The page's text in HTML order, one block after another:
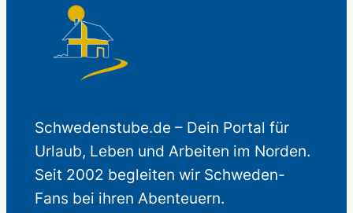
Schwedenstube.de – Dein Portal für
Urlaub, Leben und Arbeiten im Norden.
Seit 2002 begleiten wir Schweden-
Fans bei ihren Abenteuern.